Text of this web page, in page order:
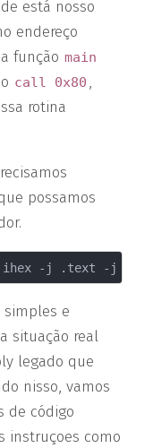
está nosso
endereço
função main
call 0x80 ,
rotina
possamos
simples e
situação real
legado que
nisso, vamos
de código
instruçoes como